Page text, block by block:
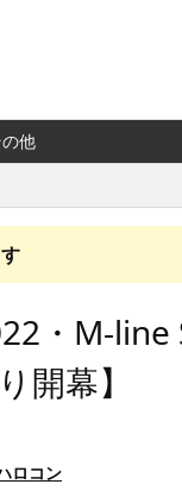
他
・M-
開幕】
ロコン